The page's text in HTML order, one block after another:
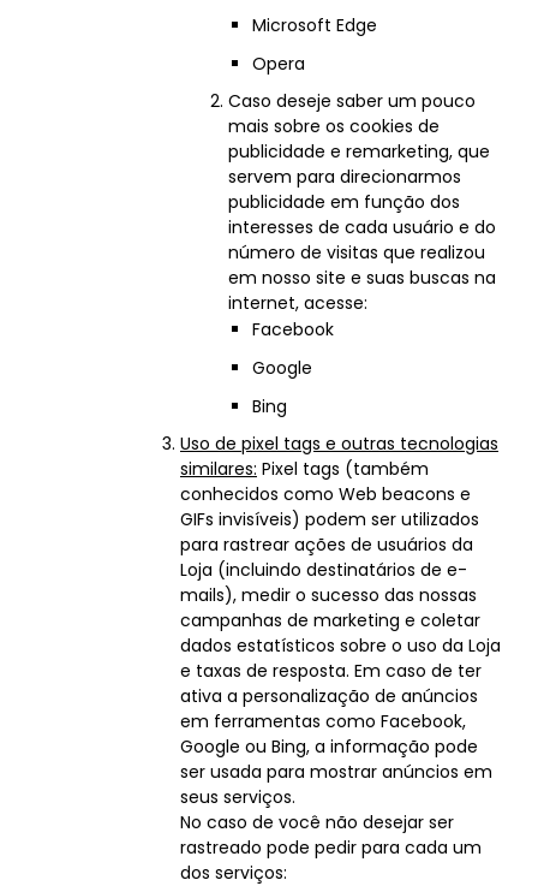
Microsoft Edge
Opera
Caso deseje saber um pouco
mais sobre os cookies de
publicidade e remarketing, que
servem para direcionarmos
publicidade em função dos
interesses de cada usuário e do
número de visitas que realizou
em nosso site e suas buscas na
internet, acesse:
Facebook
Google
Bing
Uso de pixel tags e outras tecnologias
similares: Pixel tags (também
conhecidos como Web beacons e
GIFs invisíveis) podem ser utilizados
para rastrear ações de usuários da
Loja (incluindo destinatários de e-
mails), medir o sucesso das nossas
campanhas de marketing e coletar
dados estatísticos sobre o uso da Loja
e taxas de resposta. Em caso de ter
ativa a personalização de anúncios
em ferramentas como Facebook,
Google ou Bing, a informação pode
ser usada para mostrar anúncios em
seus serviços.
No caso de você não desejar ser
rastreado pode pedir para cada um
dos serviços: